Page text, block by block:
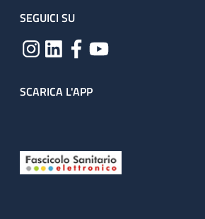
SEGUICI SU
SCARICA L'APP